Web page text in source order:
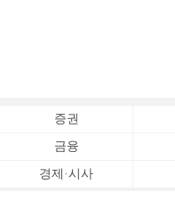
증권
금융
경제·시사